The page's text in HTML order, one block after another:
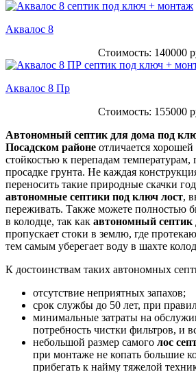
Аквалос 8
Стоимость: 140000
Аквалос 8 Пр
Стоимость: 155000
Автономный септик для дома под
Посадском районе отличается
стойкостью к перепадам
просадке грунта. Не каждая
переносить такие природные скачки
автономные септики под ключ лост,
переживать. Также можете полностью
в колодце, так как автономный септик
пропускает стоки в землю, где
тем самым уберегает воду в шахте
К достоинствам таких автономных
отсутствие неприятных запахов;
срок службы до 50 лет, при
минимальные затраты на
потребность чистки фильтров, и
небольшой размер самого лос
при монтаже не копать большие
прибегать к найму тяжелой